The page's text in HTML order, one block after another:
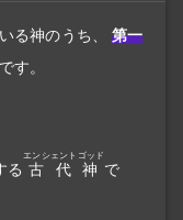
る神のうち、
第一
す。
る 古代神
エンシェントゴッド
で